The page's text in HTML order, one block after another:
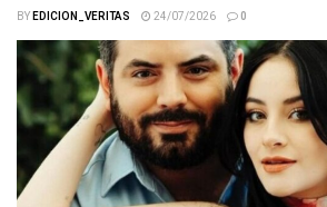
BYEDICION_VERITAS 24/07/2026 0